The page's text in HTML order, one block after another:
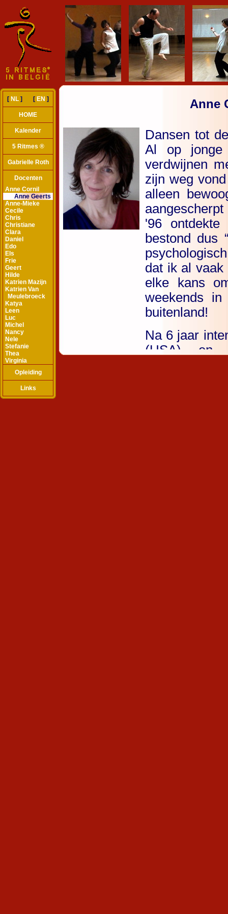
[ NL ] [ EN ]
HOME
Kalender
5 Ritmes ®
Gabrielle Roth
Docenten
Anne Cornil
Anne Geerts
Anne-Mieke
Cecile
Chris
Christiane
Clara
Daniel
Edo
Els
Frie
Geert
Hilde
Katrien Mazijn
Katrien Van
Meulebroeck
Katya
Leen
Luc
Michel
Nancy
Nele
Stefanie
Thea
Virginia
Opleiding
Links
Anne